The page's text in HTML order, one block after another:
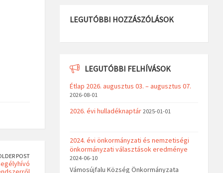
POST
LEGUTÓBBI HOZZÁSZÓLÁSOK
LEGUTÓBBI FELHÍVÁSOK
Étlap 2026. augusztus 03. – augusztus 07.
2026-08-01
2026. évi hulladéknaptár 2025-01-01
2024. évi önkormányzati és nemzetiségi
önkormányzati választások eredménye
2024-06-10
Vámosújfalu Község Önkormányzata